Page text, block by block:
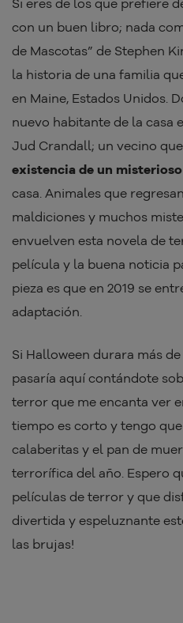
Si eres de los que prefiere
con un buen libro; nada
de Mascotas” de Stephen
la historia de una familia
en Maine, Estados Unidos.
nuevo habitante de la casa
Jud Crandall; un vecino
existencia de un
casa. Animales que
maldiciones y muchos
envuelven esta novela de
película y la buena noticia
pieza es que en 2019 se
adaptación.
Si Halloween durara más
pasaría aquí contándote
terror que me encanta ver
tiempo es corto y tengo
calaberitas y el pan de
terrorífica del año. Espero
películas de terror y que
divertida y espeluznante
las brujas!